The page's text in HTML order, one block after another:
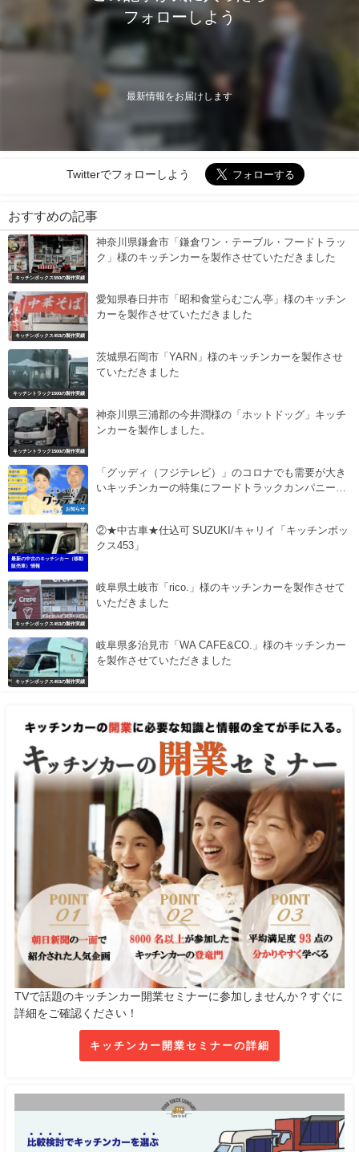
フォローしよう
最新情報をお届けします
Twitterでフォローしよう
おすすめの記事
キッチンボックス550の製作実績
神奈川県鎌倉市「鎌倉ワン・テーブル・フードトラッ
ク」様のキッチンカーを製作させていただきました
キッチンボックス453の製作実績
愛知県春日井市「昭和食堂らむごん亭」様のキッチン
カーを製作させていただきました
キッチントラック1500の製作実績
茨城県石岡市「YARN」様のキッチンカーを製作させ
ていただきました
キッチントラック1500の製作実績
神奈川県三浦郡の今井潤様の「ホットドッグ」キッチ
ンカーを製作しました。
お知らせ
「グッディ（フジテレビ）」のコロナでも需要が大き
いキッチンカーの特集にフードトラックカンパニーが
最新の中古のキッチンカー（移動
販売車）情報
②★中古車★仕込可 SUZUKI/キャリイ「キッチンボッ
クス453」
キッチンボックス453の製作実績
岐阜県土岐市「rico.」様のキッチンカーを製作させて
いただきました
キッチンボックス453の製作実績
岐阜県多治見市「WA CAFE&CO.」様のキッチンカー
を製作させていただきました
TVで話題のキッチンカー開業セミナーに参加しませんか？すぐに
詳細をご確認ください！
キッチンカー開業セミナーの詳細